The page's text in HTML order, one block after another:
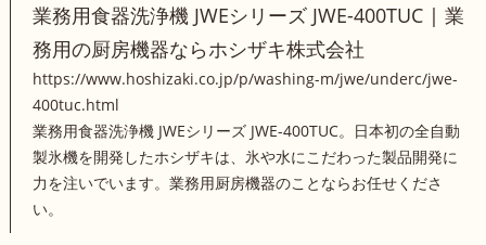
業務用食器洗浄機 JWEシリーズ JWE-400TUC | 業
務用の厨房機器ならホシザキ株式会社
https://www.hoshizaki.co.jp/p/washing-m/jwe/underc/jwe-
400tuc.html
業務用食器洗浄機 JWEシリーズ JWE-400TUC。日本初の全自動
製氷機を開発したホシザキは、氷や水にこだわった製品開発に
力を注いでいます。業務用厨房機器のことならお任せくださ
い。